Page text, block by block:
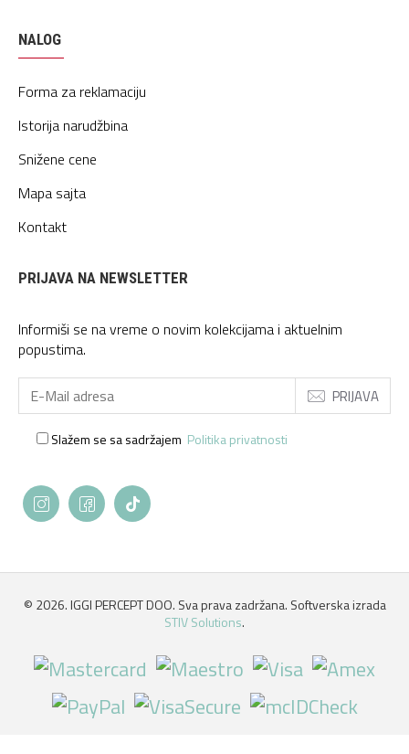
NALOG
Forma za reklamaciju
Istorija narudžbina
Snižene cene
Mapa sajta
Kontakt
PRIJAVA NA NEWSLETTER
Informiši se na vreme o novim kolekcijama i aktuelnim
popustima.
PRIJAVA
Slažem se sa sadržajem Politika privatnosti
© 2026. IGGI PERCEPT DOO. Sva prava zadržana. Softverska izrada
STIV Solutions.